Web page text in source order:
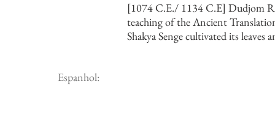
[1074 C.E./ 1134 C.E] Dudjom
teaching of the Ancient
Shakya Senge cultivated its
Espanhol: